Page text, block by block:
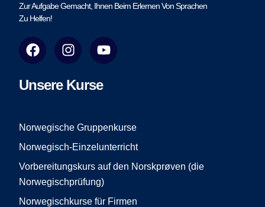
Zur Aufgabe Gemacht, Ihnen Beim Erlernen Von Sprachen
Zu Helfen!
F
a
e
o
I
n
t
r
m
Y
o
t
e
Unsere Kurse
Norwegische Gruppenkurse
Norwegisch-Einzelunterricht
Vorbereitungskurs auf den Norskprøven (die
Norwegischprüfung)
Norwegischkurse für Firmen